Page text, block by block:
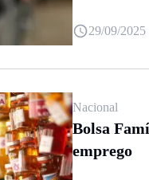
29/09/2025
Nacional
Bolsa
emprego